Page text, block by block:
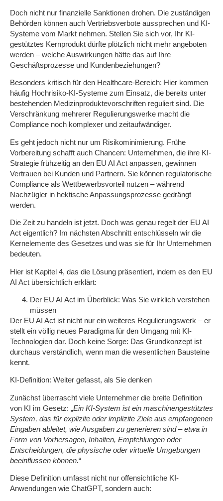
Doch nicht nur finanzielle Sanktionen drohen. Die zuständigen
Behörden können auch Vertriebsverbote aussprechen und KI-
Systeme vom Markt nehmen. Stellen Sie sich vor, Ihr KI-
gestütztes Kernprodukt dürfte plötzlich nicht mehr angeboten
werden – welche Auswirkungen hätte das auf Ihre
Geschäftsprozesse und Kundenbeziehungen?
Besonders kritisch für den Healthcare-Bereich: Hier kommen
häufig Hochrisiko-KI-Systeme zum Einsatz, die bereits unter
bestehenden Medizinproduktevorschriften reguliert sind. Die
Verschränkung mehrerer Regulierungswerke macht die
Compliance noch komplexer und zeitaufwändiger.
Es geht jedoch nicht nur um Risikominimierung. Frühe
Vorbereitung schafft auch Chancen: Unternehmen, die ihre KI-
Strategie frühzeitig an den EU AI Act anpassen, gewinnen
Vertrauen bei Kunden und Partnern. Sie können regulatorische
Compliance als Wettbewerbsvorteil nutzen – während
Nachzügler in hektische Anpassungsprozesse gedrängt
werden.
Die Zeit zu handeln ist jetzt. Doch was genau regelt der EU AI
Act eigentlich? Im nächsten Abschnitt entschlüsseln wir die
Kernelemente des Gesetzes und was sie für Ihr Unternehmen
bedeuten.
Hier ist Kapitel 4, das die Lösung präsentiert, indem es den EU
AI Act übersichtlich erklärt:
Der EU AI Act im Überblick: Was Sie wirklich verstehen
müssen
Der EU AI Act ist nicht nur ein weiteres Regulierungswerk – er
stellt ein völlig neues Paradigma für den Umgang mit KI-
Technologien dar. Doch keine Sorge: Das Grundkonzept ist
durchaus verständlich, wenn man die wesentlichen Bausteine
kennt.
KI-Definition: Weiter gefasst, als Sie denken
Zunächst überrascht viele Unternehmer die breite Definition
von KI im Gesetz: „Ein KI-System ist ein maschinengestütztes
System, das für explizite oder implizite Ziele aus empfangenen
Eingaben ableitet, wie Ausgaben zu generieren sind – etwa in
Form von Vorhersagen, Inhalten, Empfehlungen oder
Entscheidungen, die physische oder virtuelle Umgebungen
beeinflussen können.“
Diese Definition umfasst nicht nur offensichtliche KI-
Anwendungen wie ChatGPT, sondern auch: